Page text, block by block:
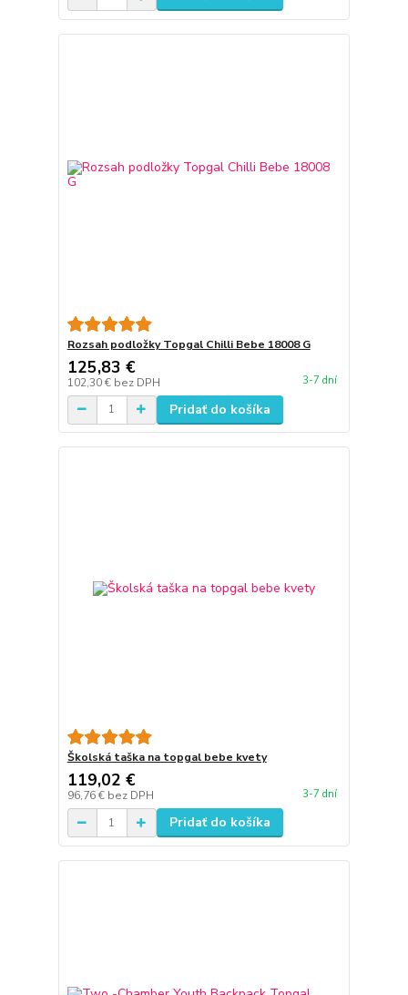
Rozsah podložky Topgal Chilli Bebe 18008 G
125,83 €
102,30 € bez DPH 3-7 dní
Pridať do košíka
Školská taška na topgal bebe kvety
119,02 €
96,76 € bez DPH 3-7 dní
Pridať do košíka